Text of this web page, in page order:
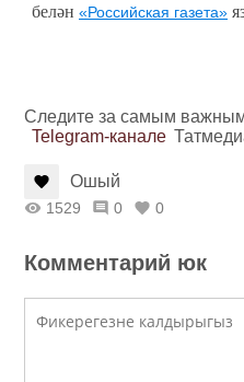
белән «Российская газета»
Следите за самым
Telegram-канале
Ошый
1529 0 0
Комментарий юк